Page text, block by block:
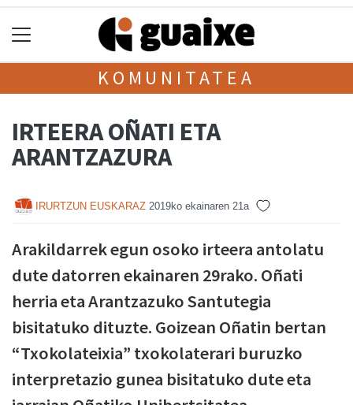
KOMUNITATEA
IRTEERA OÑATI ETA
ARANTZAZURA
IRURTZUN EUSKARAZ 2019ko ekainaren 21a
Arakildarrek egun osoko irteera antolatu
dute datorren ekainaren 29rako. Oñati
herria eta Arantzazuko Santutegia
bisitatuko dituzte. Goizean Oñatin bertan
“Txokolateixia” txokolaterari buruzko
interpretazio gunea bisitatuko dute eta